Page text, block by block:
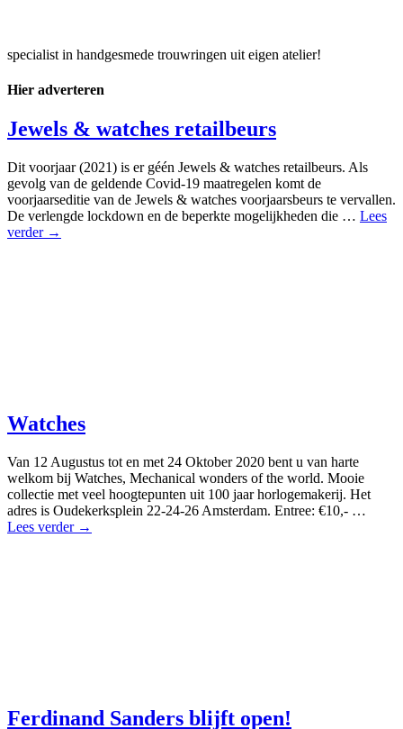
specialist in handgesmede trouwringen uit eigen atelier!
Hier adverteren
Jewels & watches retailbeurs
Dit voorjaar (2021) is er géén Jewels & watches retailbeurs. Als
gevolg van de geldende Covid-19 maatregelen komt de
voorjaarseditie van de Jewels & watches voorjaarsbeurs te vervallen.
De verlengde lockdown en de beperkte mogelijkheden die … Lees
verder →
Watches
Van 12 Augustus tot en met 24 Oktober 2020 bent u van harte
welkom bij Watches, Mechanical wonders of the world. Mooie
collectie met veel hoogtepunten uit 100 jaar horlogemakerij. Het
adres is Oudekerksplein 22-24-26 Amsterdam. Entree: €10,- …
Lees verder →
Ferdinand Sanders blijft open!